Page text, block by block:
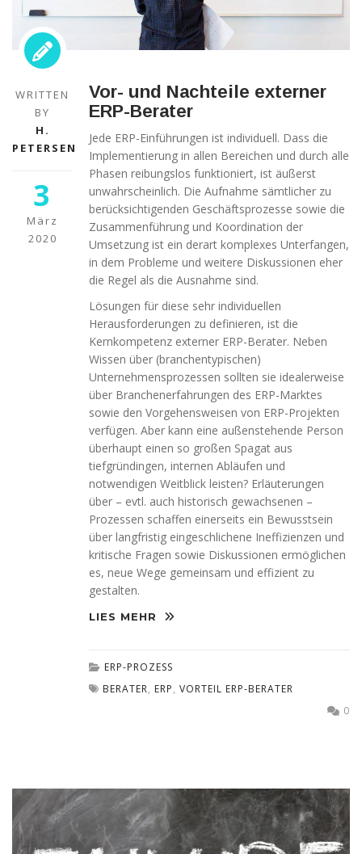
WRITTEN
BY
H.
PETERSEN
3
März
2020
Vor- und Nachteile externer
ERP-Berater
Jede ERP-Einführungen ist individuell. Dass die
Implementierung in allen Bereichen und durch alle
Phasen reibungslos funktioniert, ist äußerst
unwahrscheinlich. Die Aufnahme sämtlicher zu
berücksichtigenden Geschäftsprozesse sowie die
Zusammenführung und Koordination der
Umsetzung ist ein derart komplexes Unterfangen,
in dem Probleme und weitere Diskussionen eher
die Regel als die Ausnahme sind.
Lösungen für diese sehr individuellen
Herausforderungen zu definieren, ist die
Kernkompetenz externer ERP-Berater. Neben
Wissen über (branchentypischen)
Unternehmensprozessen sollten sie idealerweise
über Branchenerfahrungen des ERP-Marktes
sowie den Vorgehensweisen von ERP-Projekten
verfügen. Aber kann eine außenstehende Person
überhaupt einen so großen Spagat aus
tiefgründingen, internen Abläufen und
notwendigen Weitblick leisten? Erläuterungen
über – evtl. auch historisch gewachsenen –
Prozessen schaffen einerseits ein Bewusstsein
über langfristig eingeschlichene Ineffizienzen und
kritische Fragen sowie Diskussionen ermöglichen
es, neue Wege gemeinsam und effizient zu
gestalten.
LIES MEHR
ERP-PROZESS
BERATER, ERP, VORTEIL ERP-BERATER
0